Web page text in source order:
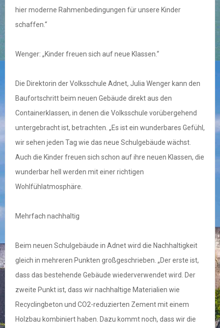
hier moderne Rahmenbedingungen für unsere Kinder
schaffen.“
Wenger: „Kinder freuen sich auf neue Klassen.“
Die Direktorin der Volksschule Adnet, Julia Wenger kann den
Baufortschritt beim neuen Gebäude direkt aus den
Containerklassen, in denen die Volksschule vorübergehend
untergebracht ist, betrachten. „Es ist ein wunderbares Gefühl,
wir sehen jeden Tag wie das neue Schulgebäude wächst.
Auch die Kinder freuen sich schon auf ihre neuen Klassen, die
wunderbar hell werden mit einer richtigen
Wohlfühlatmosphäre.
Mehrfach nachhaltig
Beim neuen Schulgebäude in Adnet wird die Nachhaltigkeit
gleich in mehreren Punkten großgeschrieben. „Der erste ist,
dass das bestehende Gebäude wiederverwendet wird. Der
zweite Punkt ist, dass wir nachhaltige Materialien wie
Recyclingbeton und CO2-reduzierten Zement mit einem
Holzbau kombiniert haben. Dazu kommt noch, dass wir die